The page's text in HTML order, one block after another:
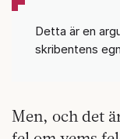
Detta är en
skribentens
Men, och det